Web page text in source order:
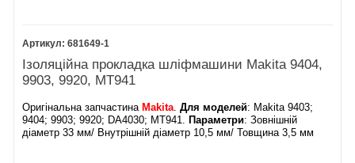
681649-1
Ізоляційна прокладка шліфмашини Makita 9404,
9903, 9920, MT941
Оригінальна запчастина Makita.Для моделей: Makita 9403;
9404; 9903; 9920; DA4030; MT941. Параметри: Зовнішній
діаметр 33 мм/ Внутрішній діаметр 10,5 мм/ Товщина 3,5 мм